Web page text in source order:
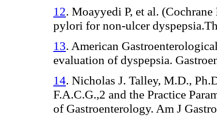
12. Moayyedi P, et al.
pylori for non-ulcer
13. American
evaluation of dyspepsia.
14. Nicholas J. Talley, M.D.,
F.A.C.G.,2 and the Practice
of Gastroenterology. Am J